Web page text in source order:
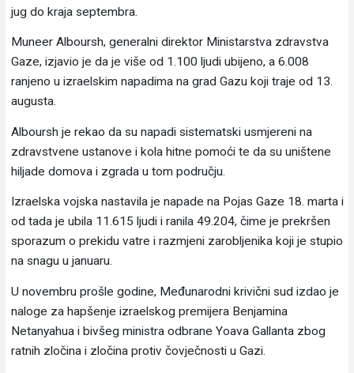
jug do kraja septembra.
Muneer Alboursh, generalni direktor Ministarstva zdravstva
Gaze, izjavio je da je više od 1.100 ljudi ubijeno, a 6.008
ranjeno u izraelskim napadima na grad Gazu koji traje od 13.
augusta.
Alboursh je rekao da su napadi sistematski usmjereni na
zdravstvene ustanove i kola hitne pomoći te da su uništene
hiljade domova i zgrada u tom području.
Izraelska vojska nastavila je napade na Pojas Gaze 18. marta i
od tada je ubila 11.615 ljudi i ranila 49.204, čime je prekršen
sporazum o prekidu vatre i razmjeni zarobljenika koji je stupio
na snagu u januaru.
U novembru prošle godine, Međunarodni krivični sud izdao je
naloge za hapšenje izraelskog premijera Benjamina
Netanyahua i bivšeg ministra odbrane Yoava Gallanta zbog
ratnih zločina i zločina protiv čovječnosti u Gazi.